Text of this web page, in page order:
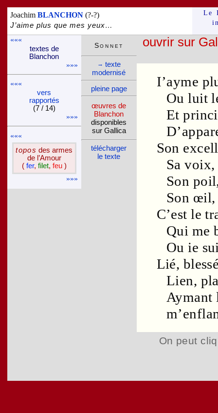
JoachimBLANCHON (?-?)
J’aime plus que mes yeux…
Le
«««
textes de
Blan­chon
»»»
«««
vers
rappor­tés
(7 / 14)
»»»
«««
topos des armes
de l’Amour
( fer, filet, feu)
»»»
ouvrir sur
I’ayme
Ou luit
Et
D’
Son
Savoix
Son poil
Son œil
C’est le
Qui me
Ou ie
Lié,
Lien,
On peut
Son­net
→ texte
moder­nisé
pleine page
œuvres de
Blan­chon
dispo­nibles
sur Gallica
télé­charger
le texte